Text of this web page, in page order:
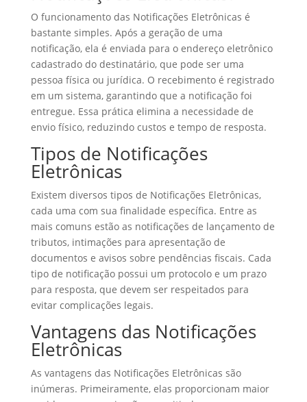
O funcionamento das Notificações Eletrônicas é
bastante simples. Após a geração de uma
notificação, ela é enviada para o endereço eletrônico
cadastrado do destinatário, que pode ser uma
pessoa física ou jurídica. O recebimento é registrado
em um sistema, garantindo que a notificação foi
entregue. Essa prática elimina a necessidade de
envio físico, reduzindo custos e tempo de resposta.
Tipos de Notificações
Eletrônicas
Existem diversos tipos de Notificações Eletrônicas,
cada uma com sua finalidade específica. Entre as
mais comuns estão as notificações de lançamento de
tributos, intimações para apresentação de
documentos e avisos sobre pendências fiscais. Cada
tipo de notificação possui um protocolo e um prazo
para resposta, que devem ser respeitados para
evitar complicações legais.
Vantagens das Notificações
Eletrônicas
As vantagens das Notificações Eletrônicas são
inúmeras. Primeiramente, elas proporcionam maior